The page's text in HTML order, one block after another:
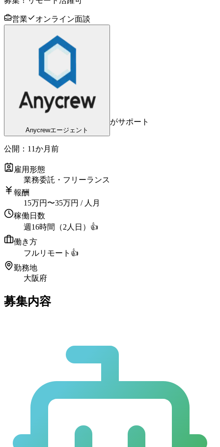
営業 オンライン面談
Anycrewエージェント
がサポート
公開： 11か月前
雇用形態
業務委託・フリーランス
報酬
15万円 〜35万円 / 人月
稼働日数
週16時間（2人日） 👍
働き方
フルリモート 👍
勤務地
大阪府
募集内容